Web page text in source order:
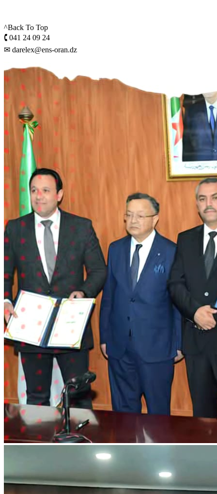
^Back To Top
🕻 041 24 09 24
✉ darelex@ens-oran.dz